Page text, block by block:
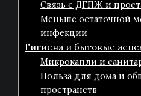
Связь с ДГПЖ и
Меньше остаточной
инфекции
Гигиена и бытовые
Микрокапли и
Польза для дома и
пространств